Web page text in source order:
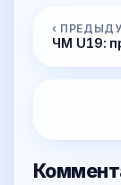
‹
ЧМ U19: